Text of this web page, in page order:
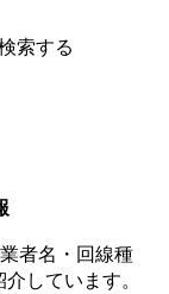
者名・回線種
しています。